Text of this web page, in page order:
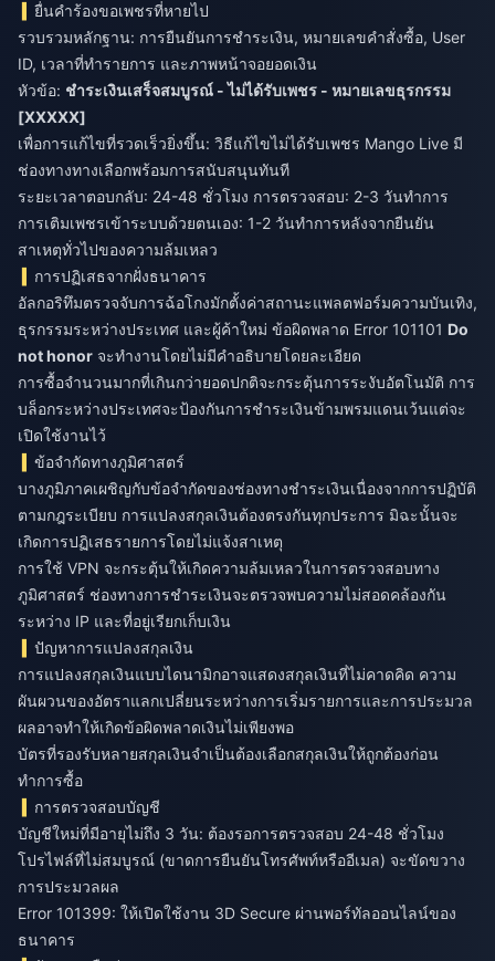
ยื่นคำร้องขอเพชรที่หายไป
รวบรวมหลักฐาน: การยืนยันการชำระเงิน, หมายเลขคำสั่งซื้อ, User
ID, เวลาที่ทำรายการ และภาพหน้าจอยอดเงิน
หัวข้อ: ชำระเงินเสร็จสมบูรณ์ - ไม่ได้รับเพชร - หมายเลขธุรกรรม
[XXXXX]
เพื่อการแก้ไขที่รวดเร็วยิ่งขึ้น: วิธีแก้ไขไม่ได้รับเพชร Mango Live มี
ช่องทางทางเลือกพร้อมการสนับสนุนทันที
ระยะเวลาตอบกลับ: 24-48 ชั่วโมง การตรวจสอบ: 2-3 วันทำการ
การเติมเพชรเข้าระบบด้วยตนเอง: 1-2 วันทำการหลังจากยืนยัน
สาเหตุทั่วไปของความล้มเหลว
การปฏิเสธจากฝั่งธนาคาร
อัลกอริทึมตรวจจับการฉ้อโกงมักตั้งค่าสถานะแพลตฟอร์มความบันเทิง,
ธุรกรรมระหว่างประเทศ และผู้ค้าใหม่ ข้อผิดพลาด Error 101101 Do
not honor จะทำงานโดยไม่มีคำอธิบายโดยละเอียด
การซื้อจำนวนมากที่เกินกว่ายอดปกติจะกระตุ้นการระงับอัตโนมัติ การ
บล็อกระหว่างประเทศจะป้องกันการชำระเงินข้ามพรมแดนเว้นแต่จะ
เปิดใช้งานไว้
ข้อจำกัดทางภูมิศาสตร์
บางภูมิภาคเผชิญกับข้อจำกัดของช่องทางชำระเงินเนื่องจากการปฏิบัติ
ตามกฎระเบียบ การแปลงสกุลเงินต้องตรงกันทุกประการ มิฉะนั้นจะ
เกิดการปฏิเสธรายการโดยไม่แจ้งสาเหตุ
การใช้ VPN จะกระตุ้นให้เกิดความล้มเหลวในการตรวจสอบทาง
ภูมิศาสตร์ ช่องทางการชำระเงินจะตรวจพบความไม่สอดคล้องกัน
ระหว่าง IP และที่อยู่เรียกเก็บเงิน
ปัญหาการแปลงสกุลเงิน
การแปลงสกุลเงินแบบไดนามิกอาจแสดงสกุลเงินที่ไม่คาดคิด ความ
ผันผวนของอัตราแลกเปลี่ยนระหว่างการเริ่มรายการและการประมวล
ผลอาจทำให้เกิดข้อผิดพลาดเงินไม่เพียงพอ
บัตรที่รองรับหลายสกุลเงินจำเป็นต้องเลือกสกุลเงินให้ถูกต้องก่อน
ทำการซื้อ
การตรวจสอบบัญชี
บัญชีใหม่ที่มีอายุไม่ถึง 3 วัน: ต้องรอการตรวจสอบ 24-48 ชั่วโมง
โปรไฟล์ที่ไม่สมบูรณ์ (ขาดการยืนยันโทรศัพท์หรืออีเมล) จะขัดขวาง
การประมวลผล
Error 101399: ให้เปิดใช้งาน 3D Secure ผ่านพอร์ทัลออนไลน์ของ
ธนาคาร